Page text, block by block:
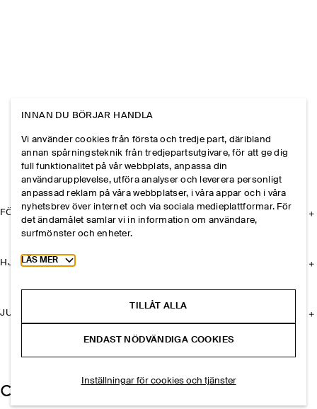
FÖRETAGET
HJÄLP
JURIDISK INFORMATION
INNAN DU BÖRJAR HANDLA
Vi använder cookies från första och tredje part, däribland
annan spårningsteknik från tredjepartsutgivare, för att ge dig
full funktionalitet på vår webbplats, anpassa din
användarupplevelse, utföra analyser och leverera personligt
anpassad reklam på våra webbplatser, i våra appar och i våra
nyhetsbrev över internet och via sociala medieplattformar. För
det ändamålet samlar vi in information om användare,
surfmönster och enheter.
Toggle more cookie information
LÄS MER
TILLÅT ALLA
ENDAST NÖDVÄNDIGA COOKIES
Inställningar för cookies och tjänster